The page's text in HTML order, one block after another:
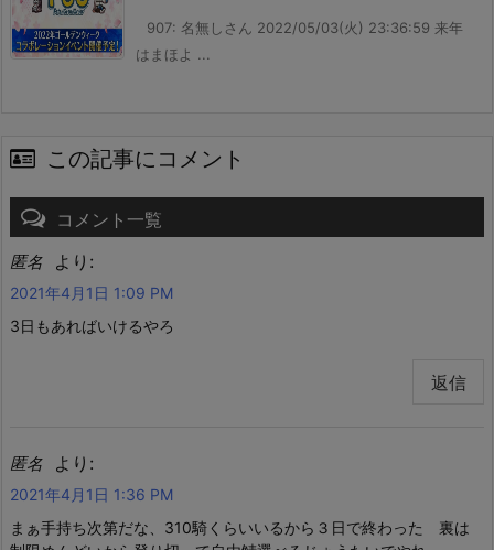
907: 名無しさん 2022/05/03(火) 23:36:59 来年
はまほよ ...
この記事にコメント
コメント一覧
匿名 より:
2021年4月1日 1:09 PM
3日もあればいけるやろ
返信
匿名 より:
2021年4月1日 1:36 PM
まぁ手持ち次第だな、310騎くらいいるから３日で終わった 裏は